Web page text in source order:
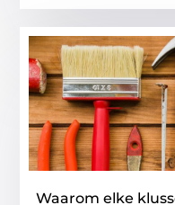
Waarom elke